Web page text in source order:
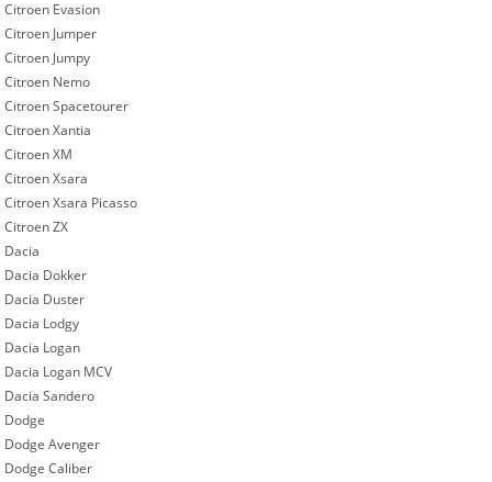
Citroen Evasion
Citroen Jumper
Citroen Jumpy
Citroen Nemo
Citroen Spacetourer
Citroen Xantia
Citroen XM
Citroen Xsara
Citroen Xsara Picasso
Citroen ZX
Dacia
Dacia Dokker
Dacia Duster
Dacia Lodgy
Dacia Logan
Dacia Logan MCV
Dacia Sandero
Dodge
Dodge Avenger
Dodge Caliber